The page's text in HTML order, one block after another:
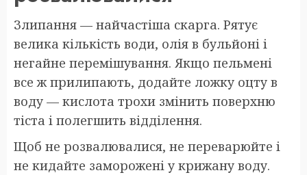
Злипання — найчастіша скарга. Рятує
велика кількість води, олія в бульйоні і
негайне перемішування. Якщо пельмені
все ж прилипають, додайте ложку оцту в
воду — кислота трохи змінить поверхню
тіста і полегшить відділення.
Щоб не розвалювалися, не переварюйте і
не кидайте заморожені у крижану воду.